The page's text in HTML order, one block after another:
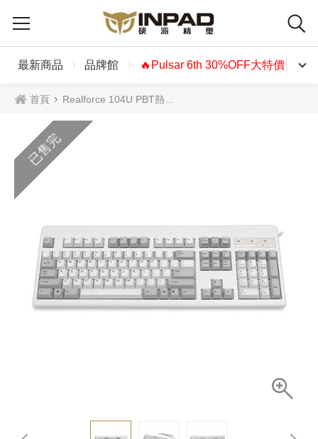
最新商品 品牌館 🔥Pulsar 6th 30%OFF大特價🔥
首頁 Realforce 104U PBT熱昇華靜電容鍵盤
已售完